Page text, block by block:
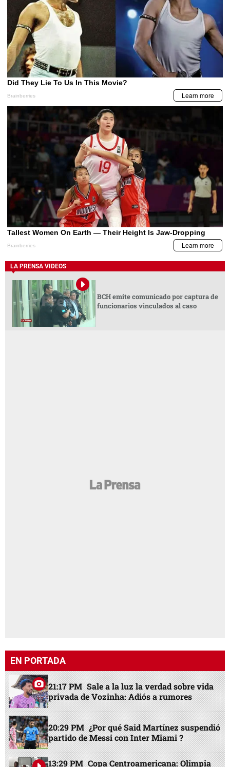
LA PRENSA VIDEOS
BCH emite comunicado por captura de
funcionarios vinculados al caso
EN PORTADA
21:17 PM Sale a la luz la verdad sobre vida
privada de Vozinha: Adiós a rumores
20:29 PM ¿Por qué Said Martínez suspendió
partido de Messi con Inter Miami ?
13:29 PM Copa Centroamericana: Olimpia